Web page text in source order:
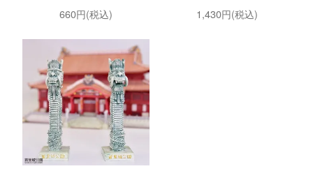
660円(税込) 1,430円(税込)